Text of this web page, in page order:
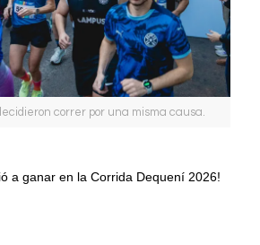
correr por una misma causa.
a ganar en la Corrida Dequení 2026!